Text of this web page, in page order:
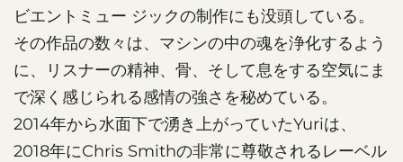
ビエントミュー ジックの制作にも没頭している。
その作品の数々は、マシンの中の魂を浄化するよう
に、リスナーの精神、骨、そして息をする空気にま
で深く感じられる感情の強さを秘めている。
2014年から水面下で湧き上がっていたYuriは、
2018年にChris Smithの非常に尊敬されるレーベル